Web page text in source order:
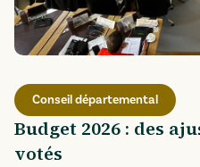
Conseil départemental
Budget 2026 : des
votés